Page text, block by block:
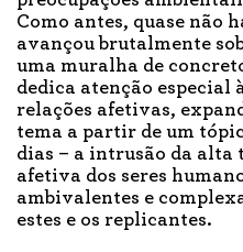
Como antes, quase não
avançou brutalmente
uma muralha de
dedica atenção especial
relações afetivas,
tema a partir de um
dias – a intrusão da
afetiva dos seres
ambivalentes e
estes e os replicantes.